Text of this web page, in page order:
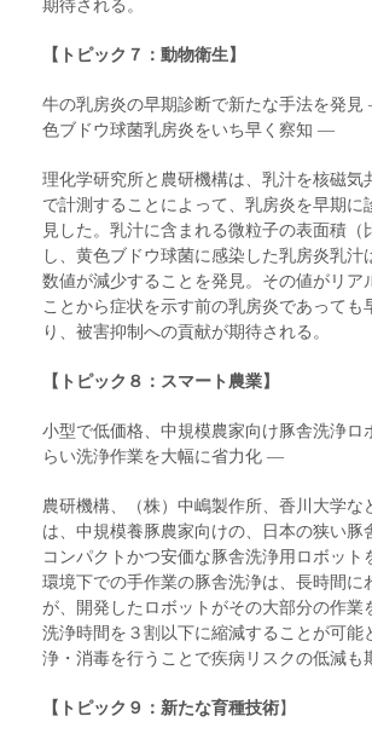
期待される。
【トピック７：動物衛生】
牛の乳房炎の早期診断で新たな手法を発
色ブドウ球菌乳房炎をいち早く察知 ―
理化学研究所と農研機構は、乳汁を核磁気
で計測することによって、乳房炎を早期に
見した。乳汁に含まれる微粒子の表面積（
し、黄色ブドウ球菌に感染した乳房炎乳汁
数値が減少することを発見。その値がリア
ことから症状を示す前の乳房炎であっても
り、被害抑制への貢献が期待される。
【トピック８：スマート農業】
小型で低価格、中規模農家向け豚舎洗浄
らい洗浄作業を大幅に省力化 ―
農研機構、（株）中嶋製作所、香川大学な
は、中規模養豚農家向けの、日本の狭い豚
コンパクトかつ安価な豚舎洗浄用ロボット
環境下での手作業の豚舎洗浄は、長時間に
が、開発したロボットがその大部分の作業
洗浄時間を３割以下に縮減することが可能
浄・消毒を行うことで疾病リスクの低減も
【トピック９：新たな育種技術】